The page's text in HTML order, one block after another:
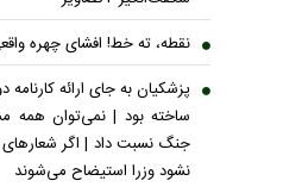
نقطه، ته خط! افشای چهره
پزشکیان به جای ارائه کارنامه
ساخته بود | نمی‌توان همه
جنگ نسبت داد | اگر
نشود وزرا استیضاح می‌شوند